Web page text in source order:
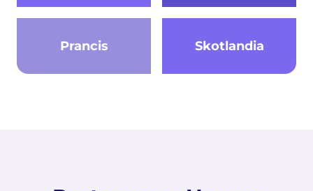
Prancis Skotlandia